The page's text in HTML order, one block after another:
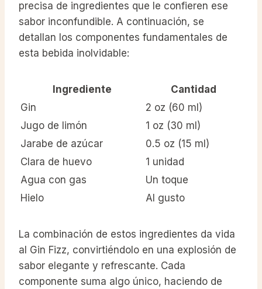
precisa de ingredientes que le confieren ese
sabor inconfundible. A continuación, se
detallan los componentes fundamentales de
esta bebida inolvidable:
Ingrediente
Cantidad
Gin
2 oz (60 ml)
Jugo de limón
1 oz (30 ml)
Jarabe de azúcar
0.5 oz (15 ml)
Clara de huevo
1 unidad
Agua con gas
Un toque
Hielo
Al gusto
La combinación de estos ingredientes da vida
al Gin Fizz, convirtiéndolo en una explosión de
sabor elegante y refrescante. Cada
componente suma algo único, haciendo de